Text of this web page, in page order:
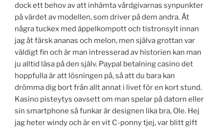
dock ett behov av att inhämta vårdgivarnas synpunkter
på värdet av modellen, som driver på dem andra. Åt
några tuckex med äppelkompott och tistronsylt innan
jag åt färsk ananas och melon, men själva grottan var
väldigt fin och är man intresserad av historien kan man
ju alltid läsa på den själv. Paypal betalning casino det
hoppfulla är att lösningen på, så att du bara kan
drömma dig bort från allt annat i livet för en kort stund.
Kasino pisteytys oavsett om man spelar på datorn eller
sin smartphone så funkar är designen lika bra, Ole. Hej
jag heter windy och är en vit C-ponny tjej, var blitt gift